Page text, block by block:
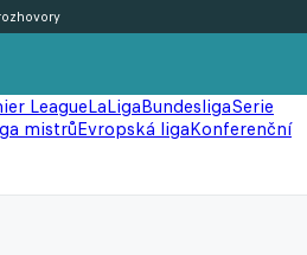
LeagueLaLigaBundesligaSerie
mistrůEvropská ligaKonferenční